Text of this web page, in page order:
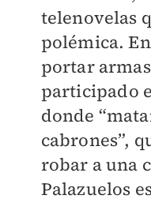
telenovelas
polémica.
portar
participado
donde
cabrones”,
robar a una
Palazuelos